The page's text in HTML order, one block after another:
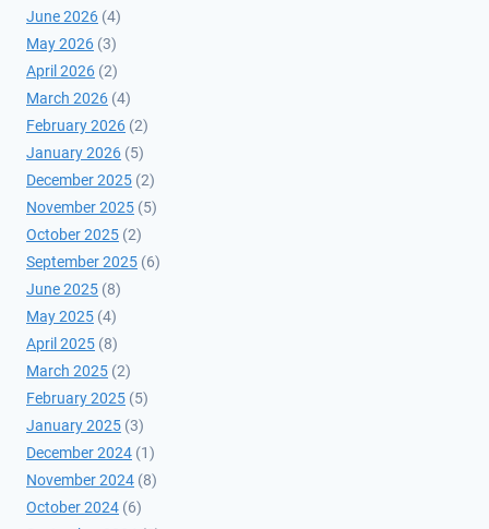
June 2026 (4)
May 2026 (3)
April 2026 (2)
March 2026 (4)
February 2026 (2)
January 2026 (5)
December 2025 (2)
November 2025 (5)
October 2025 (2)
September 2025 (6)
June 2025 (8)
May 2025 (4)
April 2025 (8)
March 2025 (2)
February 2025 (5)
January 2025 (3)
December 2024 (1)
November 2024 (8)
October 2024 (6)